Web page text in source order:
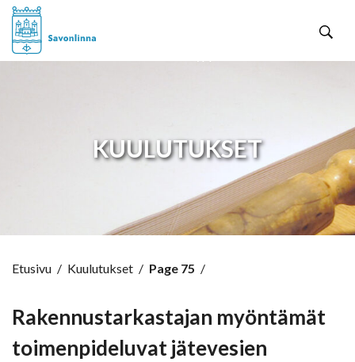
KUULUTUKSET
Etusivu / Kuulutukset / Page 75 /
Rakennustarkastajan myöntämät
toimenpideluvat jätevesien